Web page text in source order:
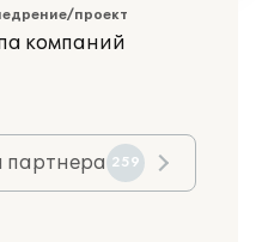
проект
компаний
партнера 259